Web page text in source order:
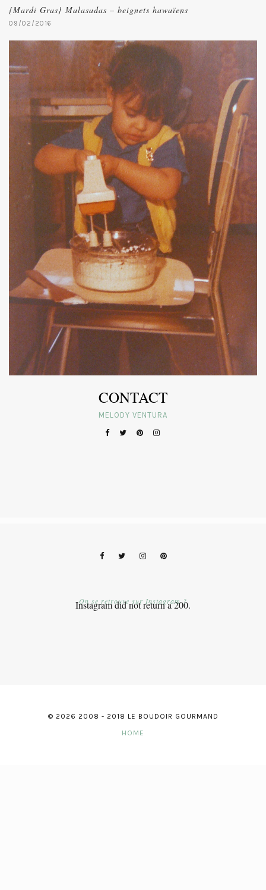
{Mardi Gras} Malasadas – beignets hawaïens
09/02/2016
CONTACT
MELODY VENTURA
Instagram did not return a 200.
On se retrouve sur Instagram ?
© 2026 2008 - 2018 LE BOUDOIR GOURMAND
HOME